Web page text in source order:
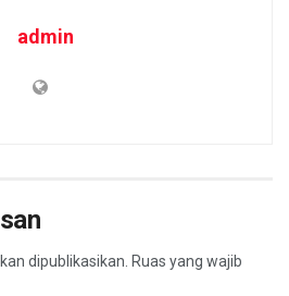
admin
dipublikasikan. Ruas yang wajib